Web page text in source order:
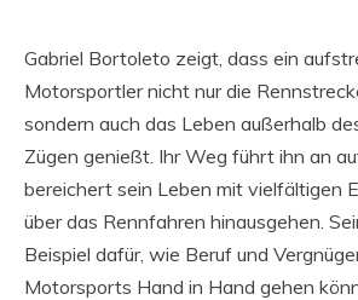
Gabriel Bortoleto zeigt, dass ein
Motorsportler nicht nur die
sondern auch das Leben außerhalb
Zügen genießt. Ihr Weg führt ihn an
bereichert sein Leben mit vielfältigen
über das Rennfahren hinausgehen.
Beispiel dafür, wie Beruf und
Motorsports Hand in Hand gehen